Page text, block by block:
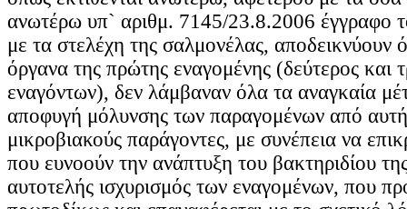
ανωτέρω υπ` αριθμ. 7145/23.8.2006 έγγραφο
με τα στελέχη της σαλμονέλας, αποδεικνύουν
όργανα της πρώτης εναγομένης (δεύτερος και
εναγόντων), δεν λάμβαναν όλα τα αναγκαία
αποφυγή μόλυνσης των παραγομένων από
μικροβιακούς παράγοντες, με συνέπεια να
που ευνοούν την ανάπτυξη του βακτηριδίου
αυτοτελής ισχυρισμός των εναγομένων, που